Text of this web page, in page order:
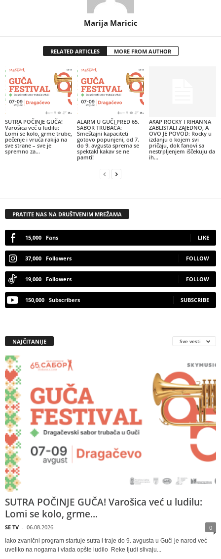
Marija Maricic
RELATED ARTICLES MORE FROM AUTHOR
SUTRA POČINJE GUČA!
Varošica već u ludilu:
Lomi se kolo, grme trube,
pečenje i vruća rakija na
sve strane – sve je
spremno za...
ALARM U GUČI PRED 65.
SABOR TRUBAČA:
Smeštajni kapaciteti
gotovo popunjeni, od 7.
do 9. avgusta sprema se
spektakl kakav se ne
pamti!
A$AP ROCKY I RIHANNA
ZABLISTALI ZAJEDNO, A
OVO JE POVOD: Rocky u
izdanju o kojem svi
pričaju, dok fanovi sa
nestrpljenjem iščekuju da
ih...
PRATITE NAS NA DRUŠTVENIM MREŽAMA
15,000 Fans LIKE
37,000 Followers FOLLOW
19,000 Followers FOLLOW
150,000 Subscribers SUBSCRIBE
NAJČITANIJE Sve vesti
SUTRA POČINJE GUČA! Varošica već u ludilu:
Lomi se kolo, grme...
SE TV - 06.08.2026 0
Iako zvanični program startuje sutra i traje do 9. avgusta u Guči je narod već
uveliko na nogama i vlada opšte ludilo Reke ljudi slivaju...